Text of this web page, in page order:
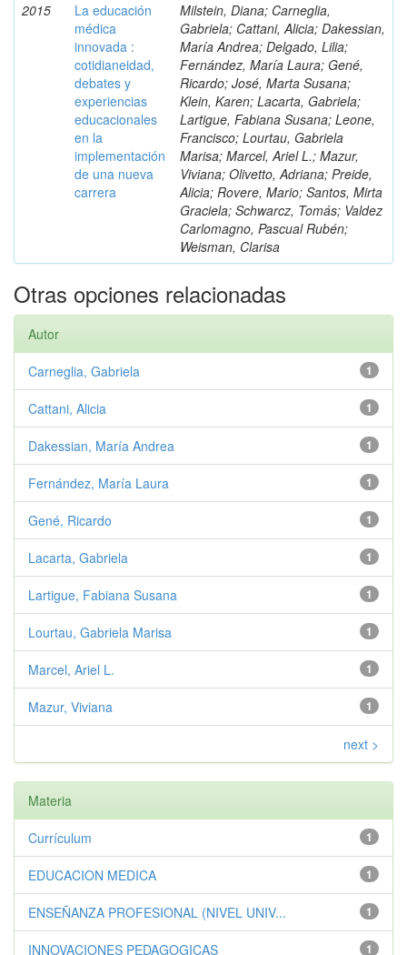
2015
La educación
médica
innovada :
cotidianeidad,
debates y
experiencias
educacionales
en la
implementación
de una nueva
carrera
Milstein, Diana; Carneglia,
Gabriela; Cattani, Alicia; Dakessian,
María Andrea; Delgado, Lilia;
Fernández, María Laura; Gené,
Ricardo; José, Marta Susana;
Klein, Karen; Lacarta, Gabriela;
Lartigue, Fabiana Susana; Leone,
Francisco; Lourtau, Gabriela
Marisa; Marcel, Ariel L.; Mazur,
Viviana; Olivetto, Adriana; Preide,
Alicia; Rovere, Mario; Santos, Mirta
Graciela; Schwarcz, Tomás; Valdez
Carlomagno, Pascual Rubén;
Weisman, Clarisa
Otras opciones relacionadas
Autor
1
Carneglia, Gabriela
1
Cattani, Alicia
1
Dakessian, María Andrea
1
Fernández, María Laura
1
Gené, Ricardo
1
Lacarta, Gabriela
1
Lartigue, Fabiana Susana
1
Lourtau, Gabriela Marisa
1
Marcel, Ariel L.
1
Mazur, Viviana
next >
Materia
1
Currículum
1
EDUCACION MEDICA
1
ENSEÑANZA PROFESIONAL (NIVEL UNIV...
1
INNOVACIONES PEDAGOGICAS